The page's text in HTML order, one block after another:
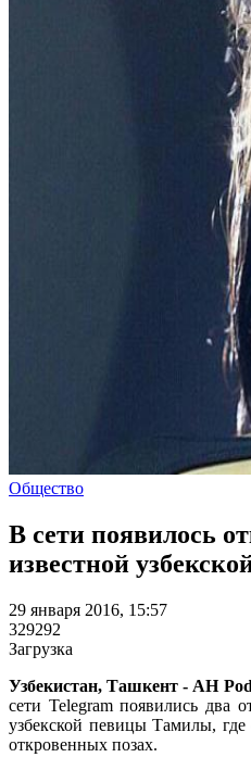
Общество
В сети появилось
известной
29 января 2016, 15:57
329292
Загрузка
Узбекистан, Ташкент - АН
сети Telegram появились два
узбекской певицы Тамилы,
откровенных позах.